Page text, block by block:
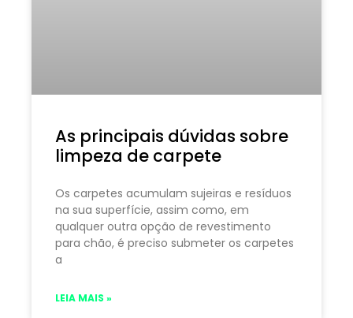
As principais dúvidas sobre
limpeza de carpete
Os carpetes acumulam sujeiras e resíduos
na sua superfície, assim como, em
qualquer outra opção de revestimento
para chão, é preciso submeter os carpetes
a
LEIA MAIS »